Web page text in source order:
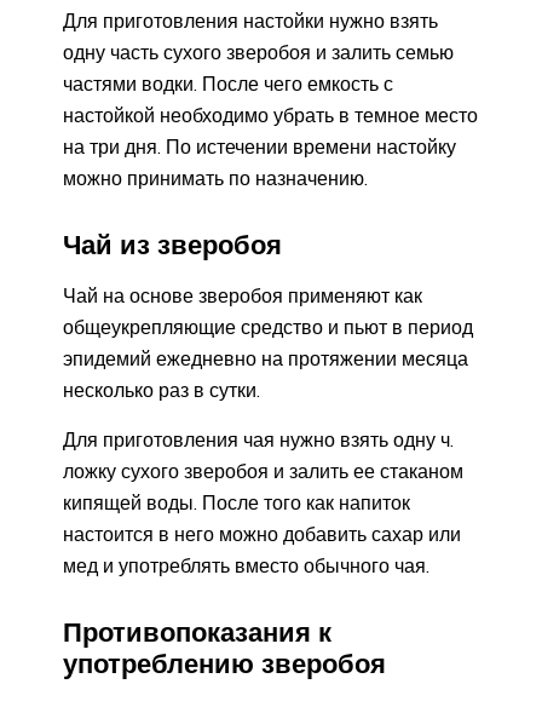
Для приготовления настойки нужно взять
одну часть сухого зверобоя и залить семью
частями водки. После чего емкость с
настойкой необходимо убрать в темное место
на три дня. По истечении времени настойку
можно принимать по назначению.
Чай из зверобоя
Чай на основе зверобоя применяют как
общеукрепляющие средство и пьют в период
эпидемий ежедневно на протяжении месяца
несколько раз в сутки.
Для приготовления чая нужно взять одну ч.
ложку сухого зверобоя и залить ее стаканом
кипящей воды. После того как напиток
настоится в него можно добавить сахар или
мед и употреблять вместо обычного чая.
Противопоказания к
употреблению зверобоя